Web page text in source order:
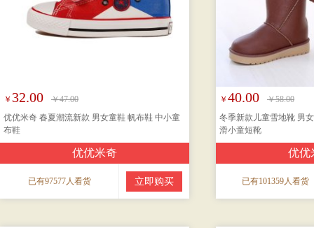
￥ 32.00
￥47.00
优优米奇 春夏潮流新款 男女童鞋 帆布鞋 中小童
布鞋
优优米奇
已有97577人看货 立即购买
￥ 40.00
￥58.00
冬季新款儿童雪地靴 男
滑小童短靴
优优
已有101359人看货